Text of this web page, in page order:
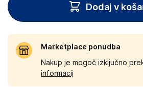
Dodaj v
Marketplace ponudba
Nakup je mogoč izključno
informacij